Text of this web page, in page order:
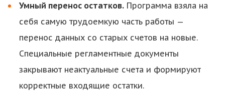
Умный перенос остатков. Программа взяла на
себя самую трудоемкую часть работы —
перенос данных со старых счетов на новые.
Специальные регламентные документы
закрывают неактуальные счета и формируют
корректные входящие остатки.